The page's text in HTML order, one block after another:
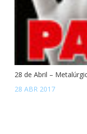
28 de Abril –
28 ABR 2017